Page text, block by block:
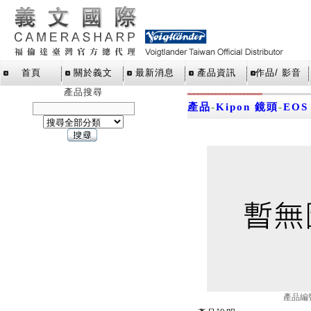
首頁 關於義文 最新消息 產品資訊
作品/ 影音
產品搜尋
產品-Kipon 鏡頭-EOS
產品編